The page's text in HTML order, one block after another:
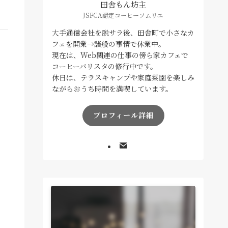
田舎もん坊主
JSFCA認定コーヒーソムリエ
大手通信会社を脱サラ後、田舎町で小さなカ
フェを開業→諸般の事情で休業中。
現在は、Web関連の仕事の傍ら家カフェで
コーヒーバリスタの修行中です。
休日は、テラスキャンプや家庭菜園を楽しみ
ながらおうち時間を満喫しています。
プロフィール詳細